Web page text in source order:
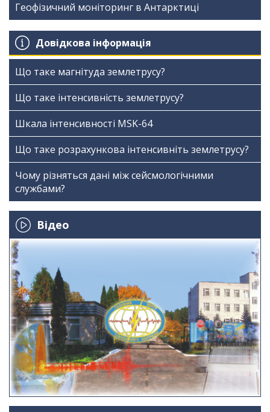
Геофізичний моніторинг в Антарктиці
Довідкова інформація
Що таке магнітуда землетрусу?
Що таке інтенсивність землетрусу?
Шкала інтенсивності МSK-64
Що таке розрахункова інтенсивніть землетрусу?
Чому різняться дані між сейсмологічними
службами?
Відео